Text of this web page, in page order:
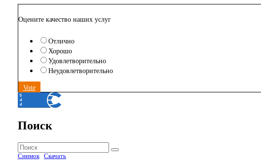
Оцените качество наших услуг
Отлично
Хорошо
Удовлетворительно
Неудовлетворительно
Vote
Поиск
Найти:
Поиск
Снимок Скачать